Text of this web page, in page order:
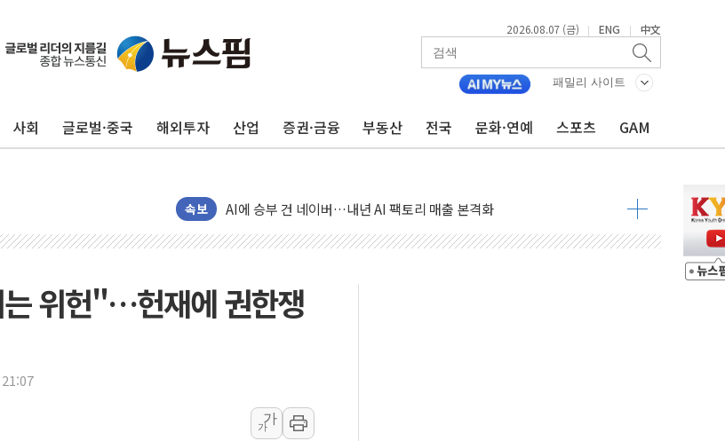
2026.08.07 (금) | ENG | 中文
패밀리 사이트
사회 글로벌·중국 해외투자 산업 증권·금융 부동산 전국 문화·연예 스포츠 GAM
속보
"최대 2시간 앞서 침수 예측"…건설연, AI 위험기상 기술 개발
유니슨 "국내생산세액공제·인증제도 개선 수혜 기대"
장동혁 "규제와 대출 풀고 재개발·재건축 촉진하는 것이 부동산 정상화"
日, 4~6월 105조원 환시 개입...4월 말 '56조원' 사상 최대
오렌지플래닛 창업재단, 스타트업 지원 프로그램 성료
장동혁 "집값 올려놓고 국민만 잡아"
[속보] '해병 순직 책임' 임성근 전 사단장 항소심도 징역 3년 선고
전국 그늘막 4만개 육박 7년 새 7배 늘었다...폭염 대책비는 8.6배 증가
"취약계층에 더 가혹한 여름"…구윤철, 쪽방촌 폭염 대응상황 점검
는 위헌"…헌재에 권한쟁
가
가